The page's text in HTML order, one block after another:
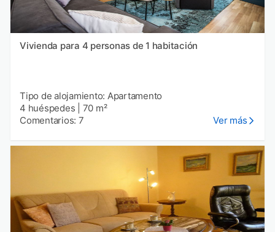
Vivienda para 4 personas de 1 habitación
Tipo de alojamiento: Apartamento
4 huéspedes
70 m²
Comentarios: 7
Ver más